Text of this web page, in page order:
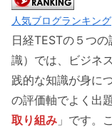
人気ブログランキング
日経TESTの５つ
識）では、ビジネ
践的な知識が身に
の評価軸でよく出
取り組み 」です。